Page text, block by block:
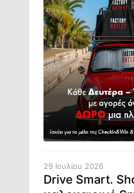
29 Ιουλίου 2026
Drive Smart.